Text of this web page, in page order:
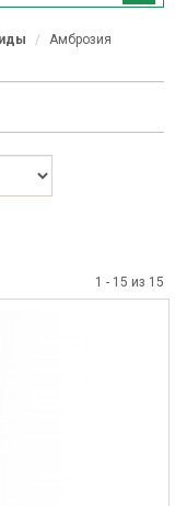
Амброзия
1 - 15 из 15